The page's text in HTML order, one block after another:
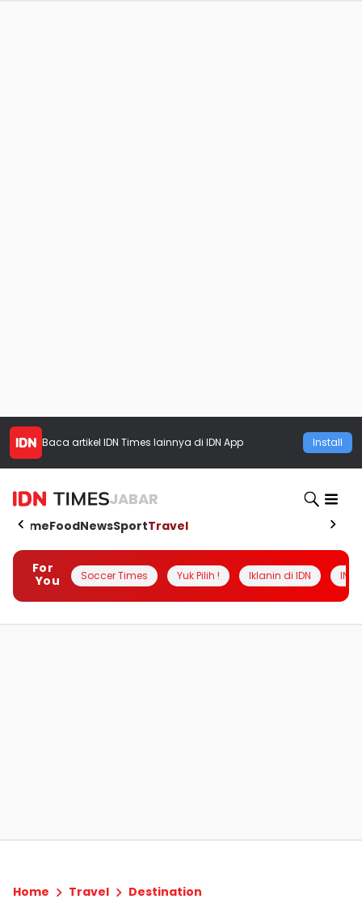
Baca artikel IDN Times lainnya di IDN App Install
JABAR
HomeFoodNewsSportTravel
For
You
Soccer Times Yuk Pilih ! Iklanin di IDN
Home Travel Destination